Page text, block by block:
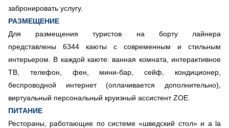
забронировать услугу.
РАЗМЕЩЕНИЕ
Для размещения туристов на борту лайнера
представлены 6344 каюты с современным и стильным
интерьером. В каждой каюте: ванная комната, интерактивное
ТВ, телефон, фен, мини-бар, сейф, кондиционер,
беспроводной интернет (оплачивается дополнительно),
виртуальный персональный круизный ассистент ZOE.
ПИТАНИЕ
Рестораны, работающие по системе «шведский стол» и a la